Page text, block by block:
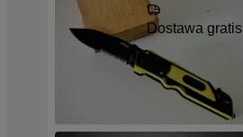
Dostawa gratis